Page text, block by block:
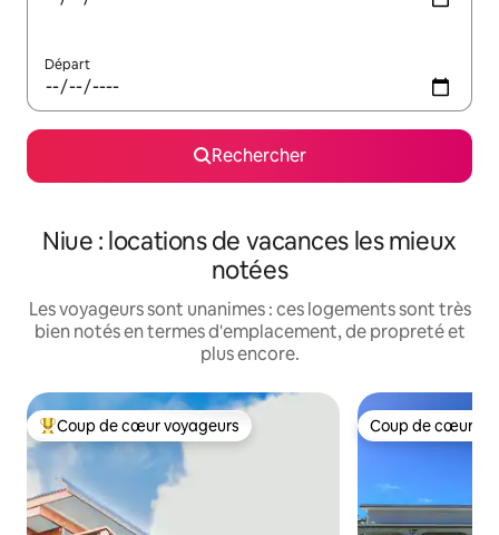
Départ
Rechercher
Niue : locations de vacances les mieux
notées
Les voyageurs sont unanimes : ces logements sont très
bien notés en termes d'emplacement, de propreté et
plus encore.
Coups de cœur voyageurs les plus appréciés
Coup de cœur voyageurs Coup de cœur
Coup de cœur